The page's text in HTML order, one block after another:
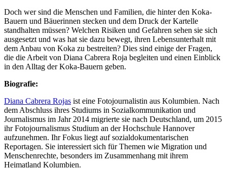
Doch wer sind die Menschen und Familien, die hinter den Koka-
Bauern und Bäuerinnen stecken und dem Druck der Kartelle
standhalten müssen? Welchen Risiken und Gefahren sehen sie sich
ausgesetzt und was hat sie dazu bewegt, ihren Lebensunterhalt mit
dem Anbau von Koka zu bestreiten? Dies sind einige der Fragen,
die die Arbeit von Diana Cabrera Roja begleiten und einen Einblick
in den Alltag der Koka-Bauern geben.
Biografie:
Diana Cabrera Rojas ist eine Fotojournalistin aus Kolumbien. Nach
dem Abschluss ihres Studiums in Sozialkommunikation und
Journalismus im Jahr 2014 migrierte sie nach Deutschland, um 2015
ihr Fotojournalismus Studium an der Hochschule Hannover
aufzunehmen. Ihr Fokus liegt auf sozialdokumentarischen
Reportagen. Sie interessiert sich für Themen wie Migration und
Menschenrechte, besonders im Zusammenhang mit ihrem
Heimatland Kolumbien.